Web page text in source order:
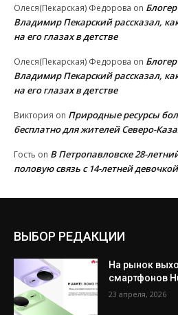
Олеся(Пекарская) Федорова on
Владимир Пекарский рассказал,
на его глазах в детстве
Олеся(Пекарская) Федорова on
Владимир Пекарский рассказал,
на его глазах в детстве
Виктория on Природные ресурсы
бесплатно для жителей Северо-
Гость on В Петропавловске 28-
половую связь с 14-летней девочкой
ВЫБОР РЕДАКЦИИ
На рынок
смартфонов
23 апреля, 2026